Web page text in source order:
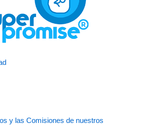
y las Comisiones de nuestros